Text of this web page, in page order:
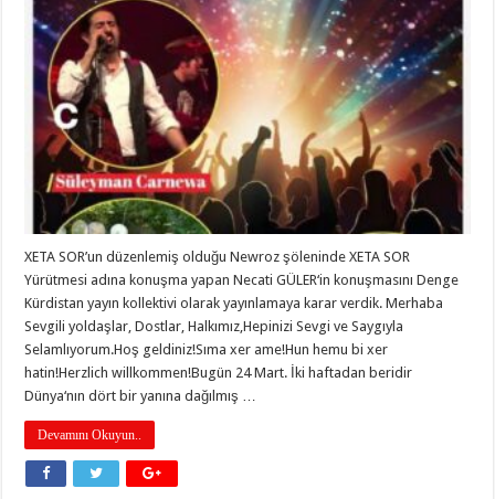
XETA SOR’un düzenlemiş olduğu Newroz şöleninde XETA SOR
Yürütmesi adına konuşma yapan Necati GÜLER‘in konuşmasını Denge
Kürdistan yayın kollektivi olarak yayınlamaya karar verdik. Merhaba
Sevgili yoldaşlar, Dostlar, Halkımız,Hepinizi Sevgi ve Saygıyla
Selamlıyorum.Hoş geldiniz!Sıma xer ame!Hun hemu bi xer
hatin!Herzlich willkommen!Bugün 24 Mart. İki haftadan beridir
Dünya‘nın dört bir yanına dağılmış …
Devamını Okuyun..